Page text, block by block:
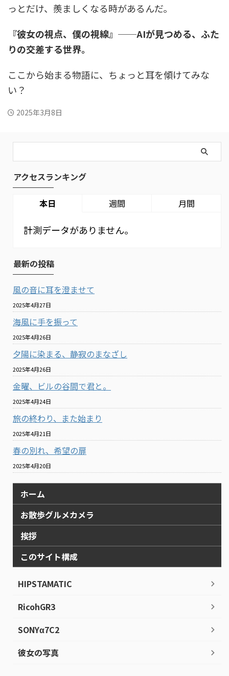
っとだけ、羨ましくなる時があるんだ。
『彼女の視点、僕の視線』──AIが見つめる、ふた
りの交差する世界。
ここから始まる物語に、ちょっと耳を傾けてみな
い？
2025年3月8日
アクセスランキング
本日 週間 月間
計測データがありません。
最新の投稿
風の音に耳を澄ませて
2025年4月27日
海風に手を振って
2025年4月26日
夕陽に染まる、静寂のまなざし
2025年4月26日
金曜、ビルの谷間で君と。
2025年4月24日
旅の終わり、また始まり
2025年4月21日
春の別れ、希望の扉
2025年4月20日
ホーム
お散歩グルメカメラ
挨拶
このサイト構成
HIPSTAMATIC
RicohGR3
SONYα7C2
彼女の写真